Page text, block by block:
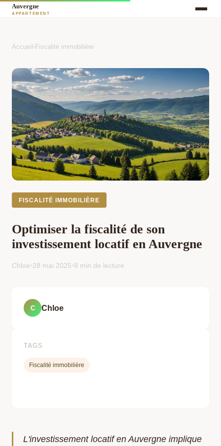
Accueil ›Fiscalité immobilière
FISCALITÉ IMMOBILIÈRE
Optimiser la fiscalité de son
investissement locatif en Auvergne
Chloe•28 mai 2025•8 min de lecture
L'investissement locatif en Auvergne implique
C Chloe
TAGS
Fiscalité immobilière